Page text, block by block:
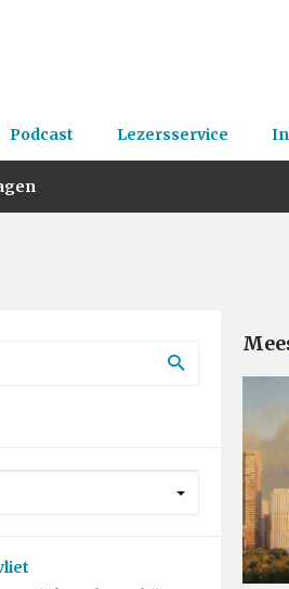
Podcast Lezersservice